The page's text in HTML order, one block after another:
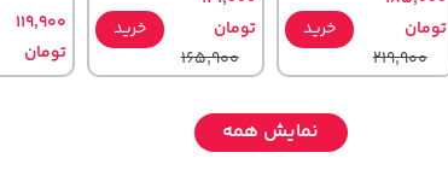
تومان
219,900
خرید
تومان
165,900
خرید
119,900
تومان
نمایش همه